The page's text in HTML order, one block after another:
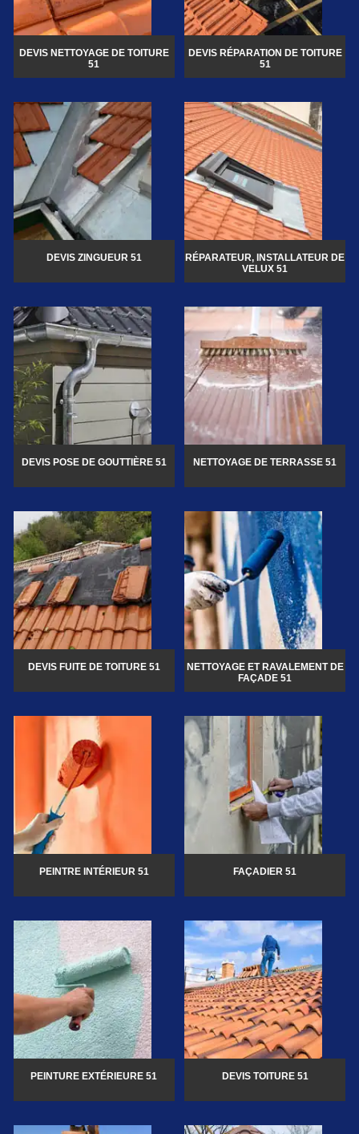
DEVIS NETTOYAGE DE TOITURE
51
DEVIS RÉPARATION DE TOITURE
51
DEVIS ZINGUEUR 51
RÉPARATEUR, INSTALLATEUR DE
VELUX 51
DEVIS POSE DE GOUTTIÈRE 51 NETTOYAGE DE TERRASSE 51
DEVIS FUITE DE TOITURE 51
NETTOYAGE ET RAVALEMENT DE
FAÇADE 51
PEINTRE INTÉRIEUR 51 FAÇADIER 51
PEINTURE EXTÉRIEURE 51 DEVIS TOITURE 51